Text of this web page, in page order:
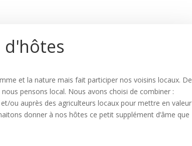
d'hôtes
et la nature mais fait participer nos voisins locaux. De
pensons local. Nous avons choisi de combiner :
ou auprès des agriculteurs locaux pour mettre en valeur
donner à nos hôtes ce petit supplément d’âme que